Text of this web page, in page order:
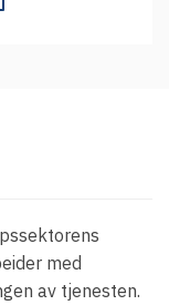
med
av tjenesten.